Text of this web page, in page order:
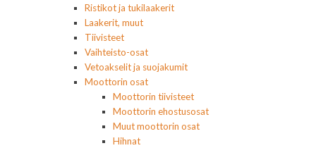
Ristikot ja tukilaakerit
Laakerit, muut
Tiivisteet
Vaihteisto-osat
Vetoakselit ja suojakumit
Moottorin osat
Moottorin tiivisteet
Moottorin ehostusosat
Muut moottorin osat
Hihnat